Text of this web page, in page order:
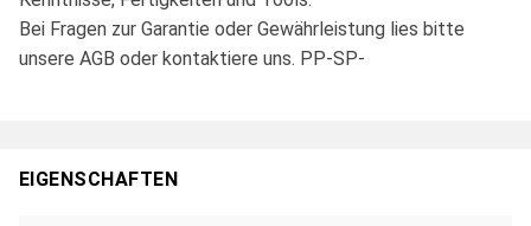
Bei Fragen zur Garantie oder Gewährleistung lies bitte
unsere AGB oder kontaktiere uns. PP-SP-
EIGENSCHAFTEN